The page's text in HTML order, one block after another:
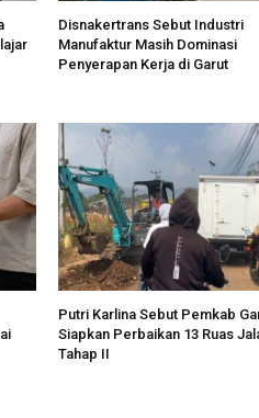
Disnakertrans Sebut Industri
Manufaktur Masih Dominasi
Penyerapan Kerja di Garut
Putri Karlina Sebut Pemkab
Siapkan Perbaikan 13 Ruas
Tahap II